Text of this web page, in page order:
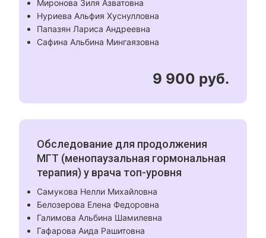
Миронова Зиля Азватовна
Нуриева Альфия Хуснулловна
Папазян Лариса Андреевна
Сафина Альбина Мингаязовна
9 900 руб.
Обследование для продолжения
МГТ (менопаузальная гормональная
терапия) у врача топ-уровня
Самукова Нелли Михайловна
Белозерова Елена Федоровна
Галимова Альбина Шамилевна
Гафарова Аида Рашитовна